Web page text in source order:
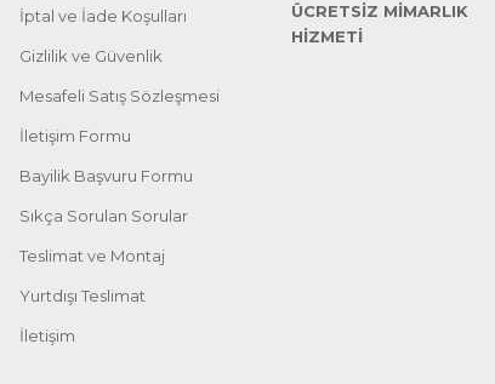
İptal ve İade Koşulları
Gizlilik ve Güvenlik
Mesafeli Satış Sözleşmesi
İletişim Formu
Bayilik Başvuru Formu
Sıkça Sorulan Sorular
Teslimat ve Montaj
Yurtdışı Teslimat
İletişim
ÜCRETSİZ MİMARLIK
HİZMETİ